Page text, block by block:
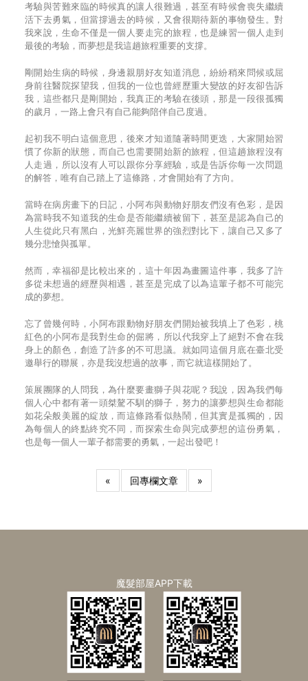
考驗與苦難來臨的時候真的讓人很難過，甚至有時候會喪失繼續
活下去勇氣，但當撐過去的時候，又會很期待新的事物發生。對
我來說，生命不僅是一個人要走完的旅程，也是練習一個人走到
最後的考驗，而夢想是我這趟旅程重要的支撐。
剛開始生病的時候，身邊親朋好友知道消息，紛紛稍來問候或屈
身前往醫院探望我，但我的一位也曾經歷重大變故的好友卻告訴
我，這些都只是剛開始，我真正的考驗在後頭，那是一段很孤獨
的歲月，一路上會只有自己能夠陪伴自己度過。
起初我不明白這個意思，後來才知道隨著時間更迭，大家開始習
慣了你新的狀態，而自己也需要開始新的旅程，但這趟旅程沒有
人走過，所以沒有人可以跟你分享經驗，或是告訴你每一次問題
的解答，唯有自己踏上了這條路，才會開始有了方向。
當時在病房畫下的日記，小阿布與動物好朋友們沒有色彩，是因
為當時我不知道我的生命是否能繼續被留下，甚至是認為自己的
人生從此只有黑白，光鮮亮麗世界的強烈對比下，讓自己又多了
幾分悲愴與孤單。
然而，幸福卻是比較出來的，這十年因為畫圖這件事，我多了許
多從未想過的經歷與相遇，甚至是完成了以為這輩子都不可能完
成的夢想。
忘了曾幾何時，小阿布跟動物好朋友們開始被我填上了色彩，桃
紅色的小阿布是我對生命的倔將，所以代我穿上了絕對不會在我
身上的顏色，創造了許多的不可思議。就如同這個月底在臺北受
邀舉行的聯展，亦是我沒想過的故事，而它就這樣開始了。
策展團隊的人問我，為什麼要畫獅子與花呢？我說，因為我們每
個人心中都有著一頭桀驁不馴的獅子，努力的讓夢想與生命都能
如花朵般美麗的綻放，而這條路看似熱鬧，但其實是孤獨的，因
為每個人的終點終究不同，而探索生命與完成夢想的這份勇氣，
也是每一個人一輩子都需要的勇氣，一起出發吧！
« 回專欄文章 »
魔髮部屋APP下載